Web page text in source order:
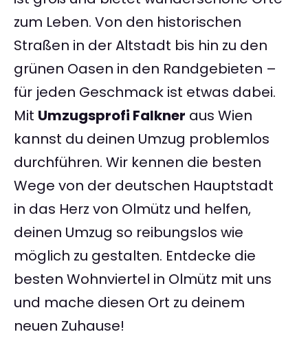
zum Leben. Von den historischen
Straßen in der Altstadt bis hin zu den
grünen Oasen in den Randgebieten –
für jeden Geschmack ist etwas dabei.
Mit Umzugsprofi Falkner aus Wien
kannst du deinen Umzug problemlos
durchführen. Wir kennen die besten
Wege von der deutschen Hauptstadt
in das Herz von Olmütz und helfen,
deinen Umzug so reibungslos wie
möglich zu gestalten. Entdecke die
besten Wohnviertel in Olmütz mit uns
und mache diesen Ort zu deinem
neuen Zuhause!